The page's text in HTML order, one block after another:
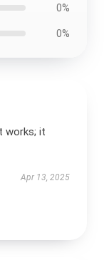
0%
0%
works; it
Apr 13, 2025